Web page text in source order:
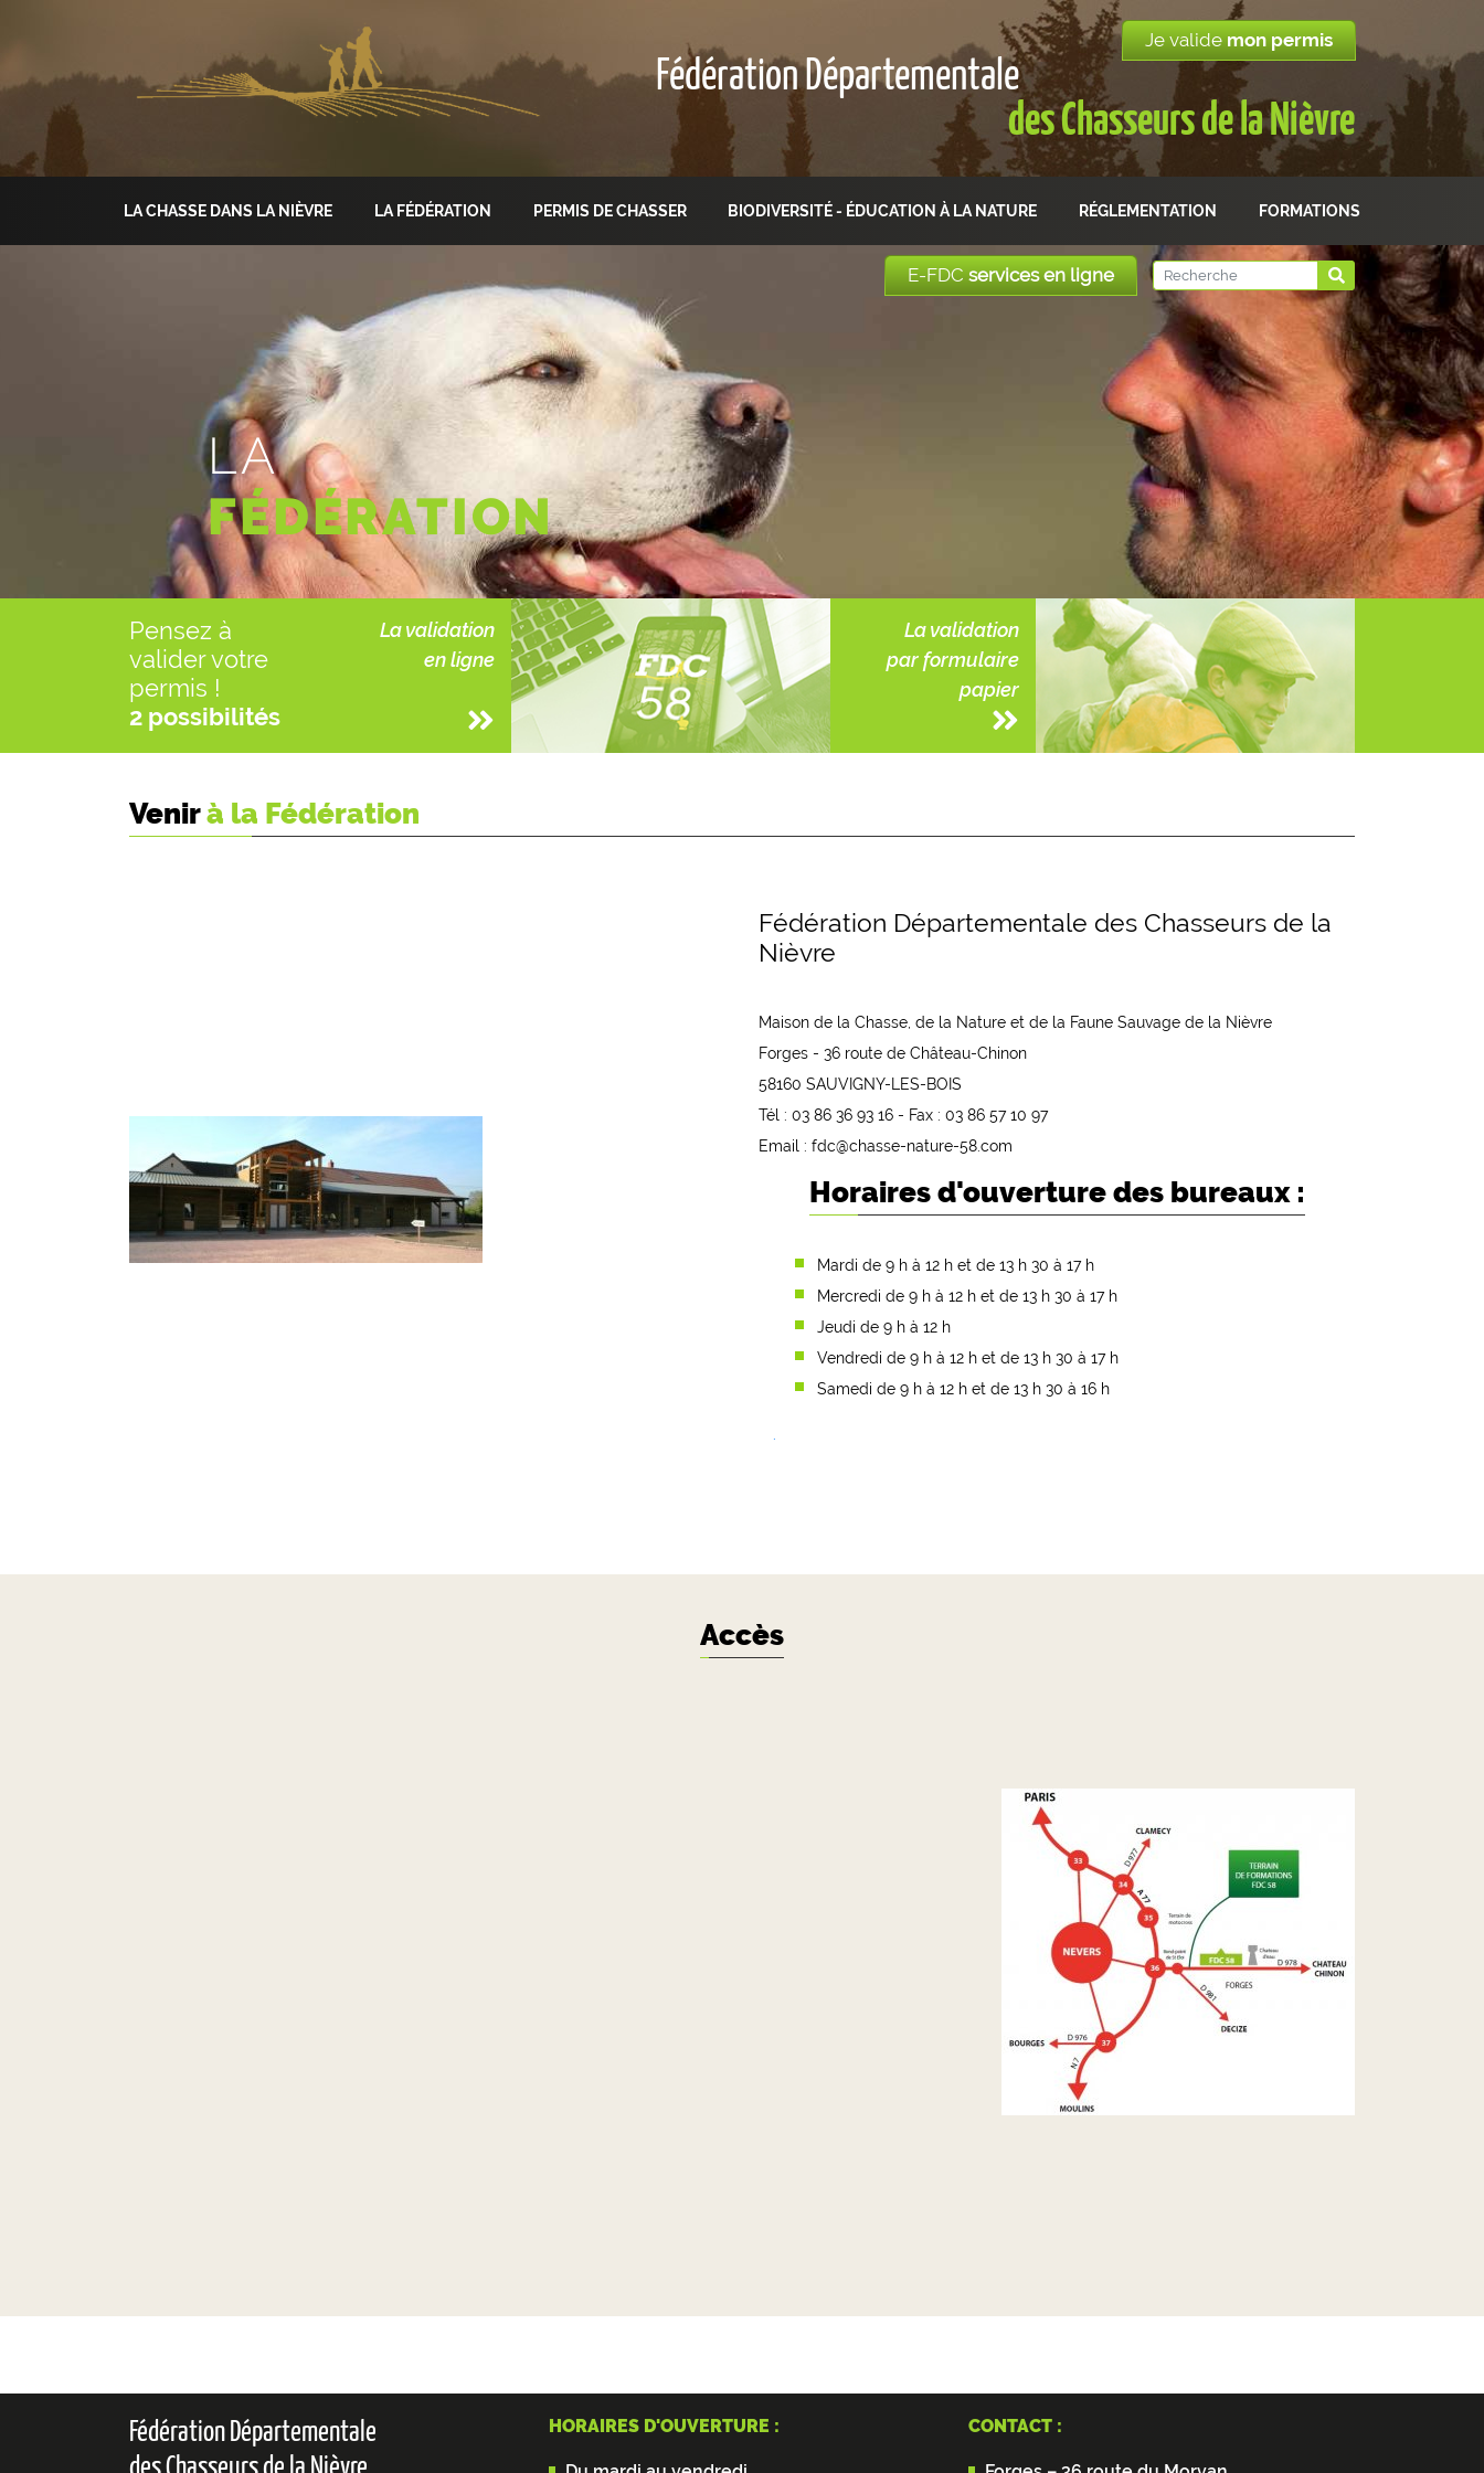
Je validemon permis
Fédération Départementale
des Chasseurs de la Nièvre
LA CHASSE DANS LA NIÈVRE LA FÉDÉRATION PERMIS DE CHASSER BIODIVERSITÉ - ÉDUCATION À LA NATURE RÉGLEMENTATION FORMATIONS
E-FDCservices en ligne
LA
FÉDÉRATION
Pensez à
valider votre
permis !
2 possibilités
La validation
en ligne
La validation
par formulaire
papier
Venirà la Fédération
Fédération Départementale des Chasseurs de la
Nièvre
Maison de la Chasse, de la Nature et de la Faune Sauvage de la Nièvre
Forges - 36 route de Château-Chinon
58160 SAUVIGNY-LES-BOIS
Tél : 03 86 36 93 16 - Fax : 03 86 57 10 97
Email : fdc@chasse-nature-58.com
Horaires d'ouverture des bureaux :
Mardi de 9 h à 12 h et de 13 h 30 à 17 h
Mercredi de 9 h à 12 h et de 13 h 30 à 17 h
Jeudi de 9 h à 12 h
Vendredi de 9 h à 12 h et de 13 h 30 à 17 h
Samedi de 9 h à 12 h et de 13 h 30 à 16 h
Accès
Fédération Départementale
des Chasseurs de la Nièvre
HORAIRES D'OUVERTURE : CONTACT :